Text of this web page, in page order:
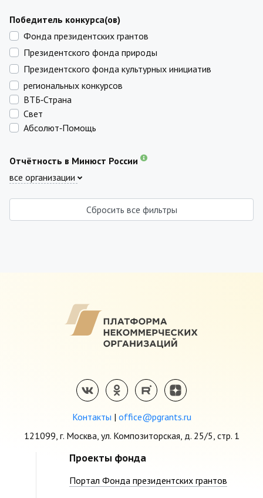
Победитель конкурса(ов)
Фонда президентских грантов
Президентского фонда природы
Президентского фонда культурных инициатив
региональных конкурсов
ВТБ‑Страна
Свет
Абсолют‑Помощь
Отчётность в Минюст России
все организации
Сбросить все фильтры
Контакты | office@pgrants.ru
121099, г. Москва, ул. Композиторская, д. 25/5, стр. 1
Проекты фонда
Портал Фонда президентских грантов